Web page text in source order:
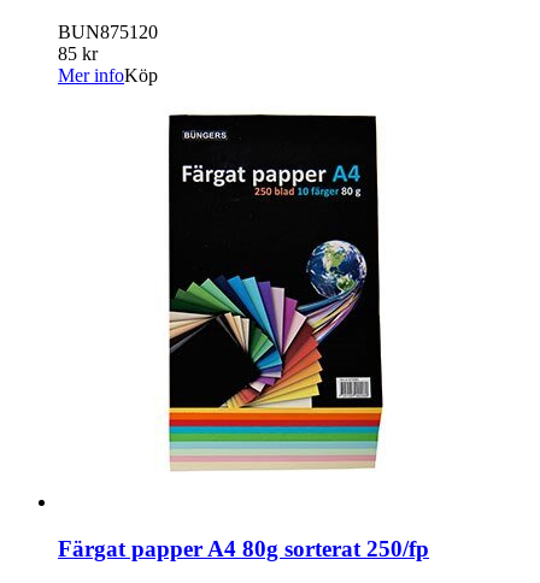
BUN875120
85 kr
Mer infoKöp
Färgat papper A4 80g sorterat 250/fp